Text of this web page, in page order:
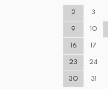
2 3
9 10
16 17
23 24
30 31